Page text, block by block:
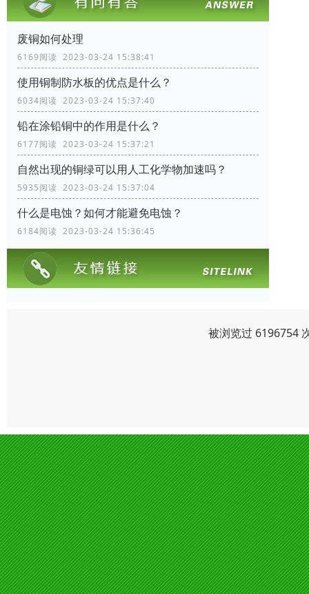
废铜如何处理
6169阅读 2023-03-24 15:38:41
使用铜制防水板的优点是什么？
6034阅读 2023-03-24 15:37:40
铅在涂铅铜中的作用是什么？
6177阅读 2023-03-24 15:37:21
自然出现的铜绿可以用人工化学物加速吗？
5935阅读 2023-03-24 15:37:04
什么是电蚀？如何才能避免电蚀？
6184阅读 2023-03-24 15:36:45
被浏览过 6196754